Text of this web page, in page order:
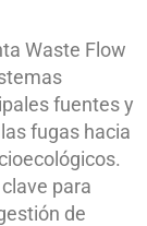
Waste Flow
fuentes y
fugas hacia
para
de